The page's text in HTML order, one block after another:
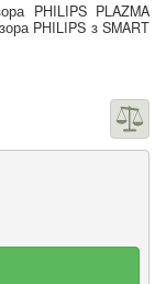
PHILIPS PLAZMA
PHILIPS з SMART